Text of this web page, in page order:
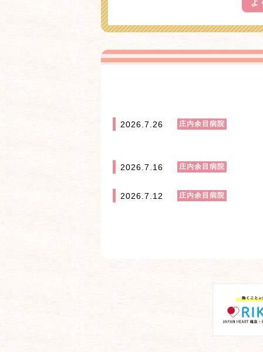
よ
2026.7.26 庄内余目病院
2026.7.16 庄内余目病院
2026.7.12 庄内余目病院